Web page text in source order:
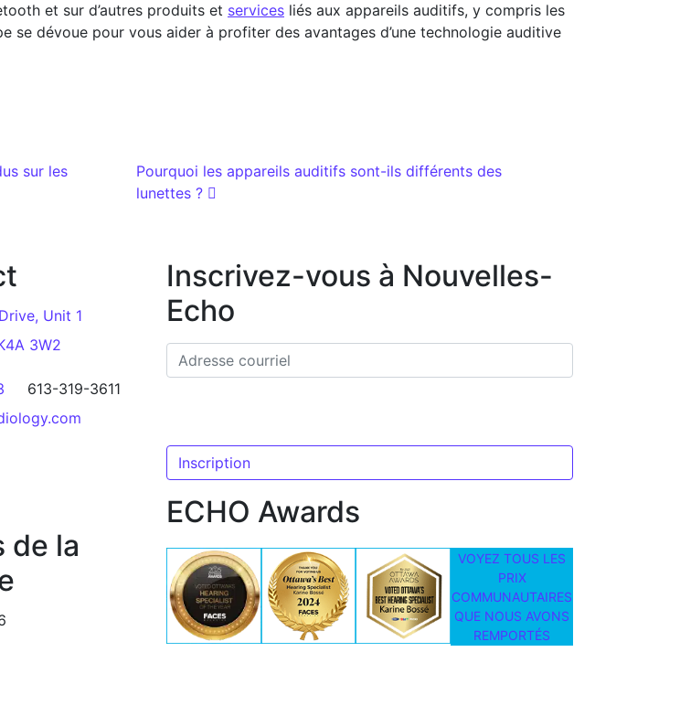
et sur d’autres produits et services liés aux appareils auditifs, y compris les
dévoue pour vous aider à profiter des avantages d’une technologie auditive
sur les
Pourquoi les appareils auditifs sont-ils différents des
lunettes ?
Unit 1
3W2
613-319-3611
de la
Inscrivez-vous à Nouvelles-
Echo
ECHO Awards
VOYEZ TOUS LES
PRIX
COMMUNAUTAIRES
QUE NOUS AVONS
REMPORTÉS